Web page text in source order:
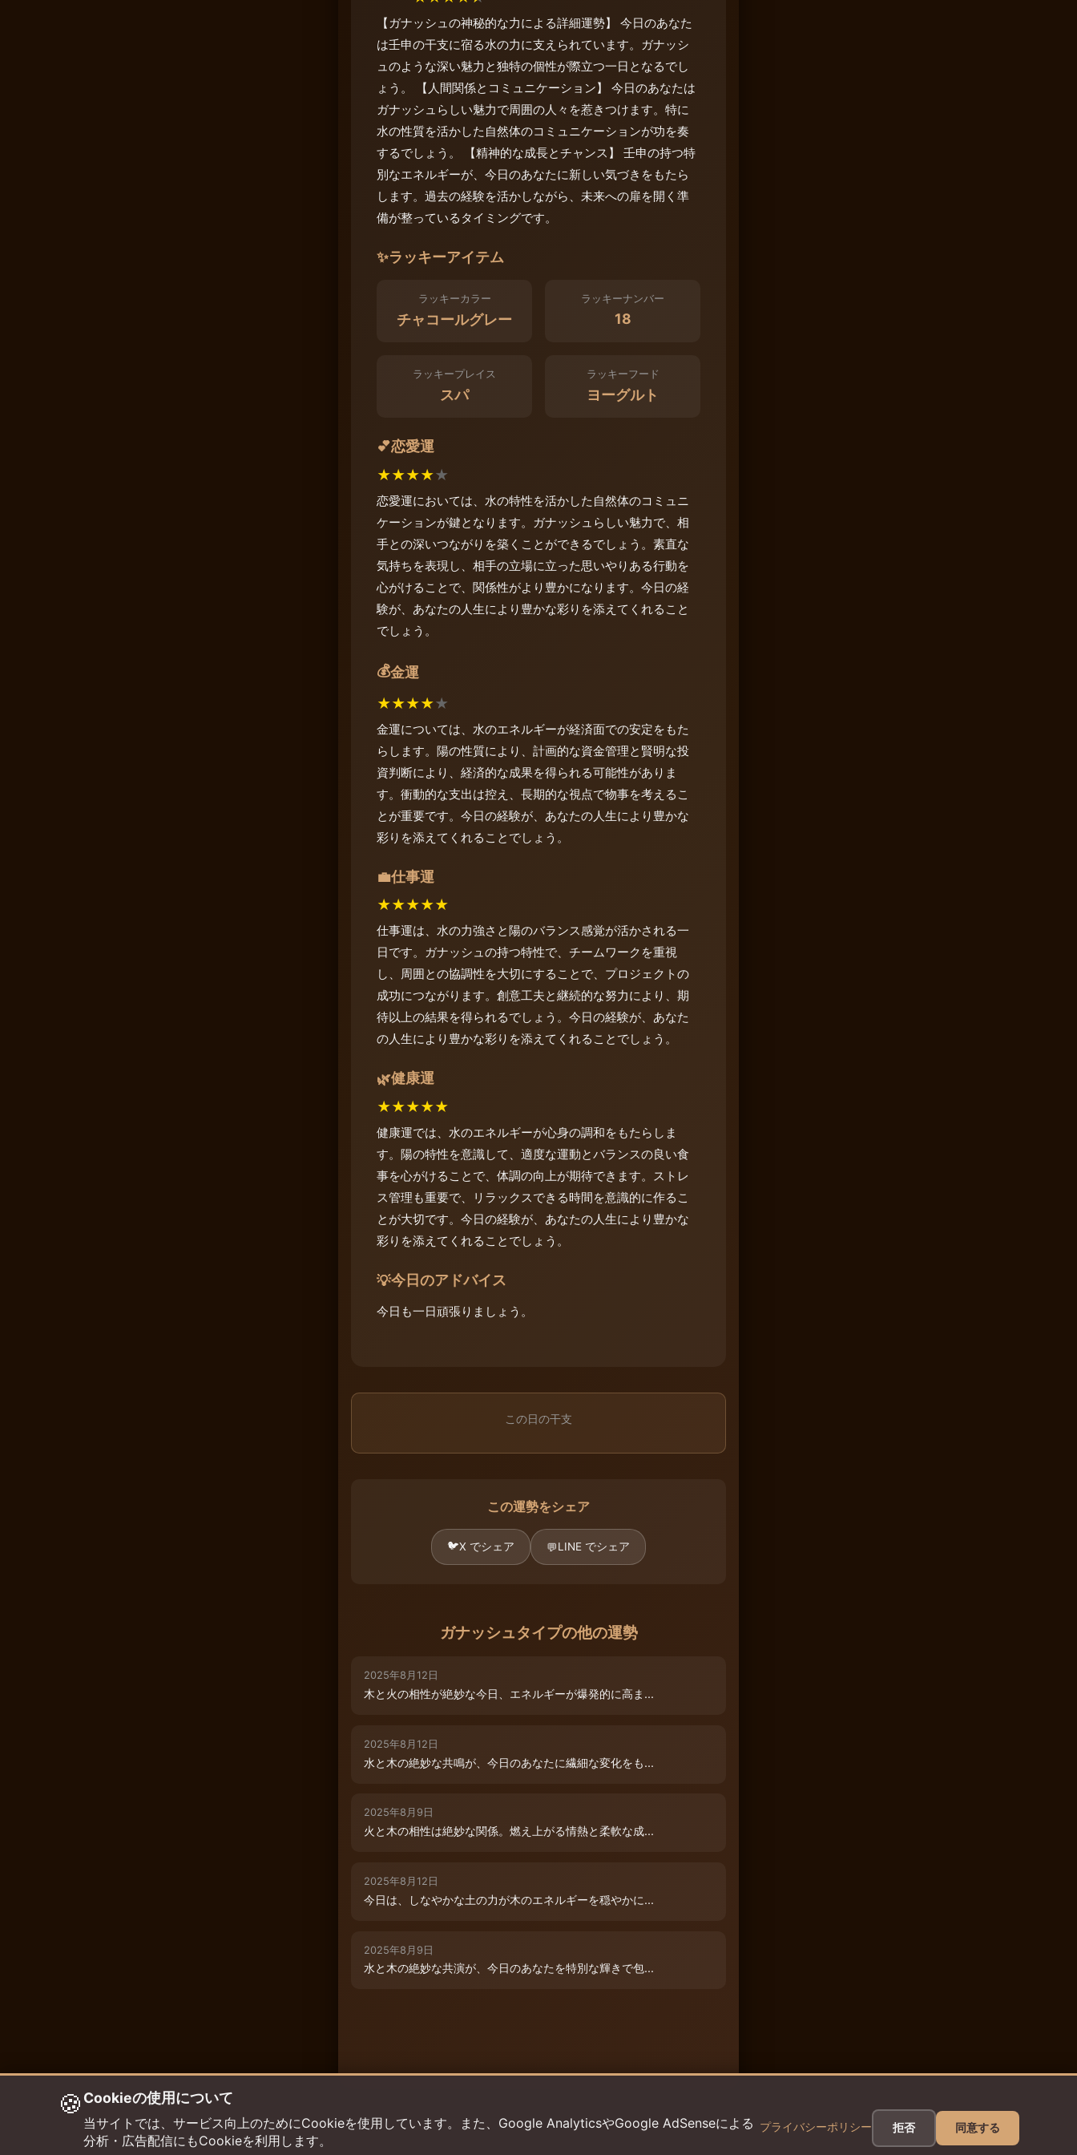
【ガナッシュの神秘的な力による詳細運勢】 今日のあなた
は壬申の干支に宿る水の力に支えられています。ガナッシ
ュのような深い魅力と独特の個性が際立つ一日となるでし
ょう。 【人間関係とコミュニケーション】 今日のあなたは
ガナッシュらしい魅力で周囲の人々を惹きつけます。特に
水の性質を活かした自然体のコミュニケーションが功を奏
するでしょう。 【精神的な成長とチャンス】 壬申の持つ特
別なエネルギーが、今日のあなたに新しい気づきをもたら
します。過去の経験を活かしながら、未来への扉を開く準
備が整っているタイミングです。
✨ラッキーアイテム
ラッキーカラー
チャコールグレー
ラッキーナンバー
18
ラッキープレイス
スパ
ラッキーフード
ヨーグルト
💕恋愛運
★★★★★
恋愛運においては、水の特性を活かした自然体のコミュニ
ケーションが鍵となります。ガナッシュらしい魅力で、相
手との深いつながりを築くことができるでしょう。素直な
気持ちを表現し、相手の立場に立った思いやりある行動を
心がけることで、関係性がより豊かになります。今日の経
験が、あなたの人生により豊かな彩りを添えてくれること
でしょう。
💰金運
★★★★★
金運については、水のエネルギーが経済面での安定をもた
らします。陽の性質により、計画的な資金管理と賢明な投
資判断により、経済的な成果を得られる可能性がありま
す。衝動的な支出は控え、長期的な視点で物事を考えるこ
とが重要です。今日の経験が、あなたの人生により豊かな
彩りを添えてくれることでしょう。
💼仕事運
★★★★★
仕事運は、水の力強さと陽のバランス感覚が活かされる一
日です。ガナッシュの持つ特性で、チームワークを重視
し、周囲との協調性を大切にすることで、プロジェクトの
成功につながります。創意工夫と継続的な努力により、期
待以上の結果を得られるでしょう。今日の経験が、あなた
の人生により豊かな彩りを添えてくれることでしょう。
🌿健康運
★★★★★
健康運では、水のエネルギーが心身の調和をもたらしま
す。陽の特性を意識して、適度な運動とバランスの良い食
事を心がけることで、体調の向上が期待できます。ストレ
ス管理も重要で、リラックスできる時間を意識的に作るこ
とが大切です。今日の経験が、あなたの人生により豊かな
彩りを添えてくれることでしょう。
💡今日のアドバイス
今日も一日頑張りましょう。
この日の干支
この運勢をシェア
🐦X でシェア 💬LINE でシェア
ガナッシュタイプの他の運勢
2025年8月12日
木と火の相性が絶妙な今日、エネルギーが爆発的に高ま...
2025年8月12日
水と木の絶妙な共鳴が、今日のあなたに繊細な変化をも...
2025年8月9日
火と木の相性は絶妙な関係。燃え上がる情熱と柔軟な成...
2025年8月12日
今日は、しなやかな土の力が木のエネルギーを穏やかに...
2025年8月9日
水と木の絶妙な共演が、今日のあなたを特別な輝きで包...
🍪 Cookieの使用について
当サイトでは、サービス向上のためにCookieを使用しています。また、Google AnalyticsやGoogle AdSenseによる
分析・広告配信にもCookieを利用します。
プライバシーポリシー 拒否 同意する